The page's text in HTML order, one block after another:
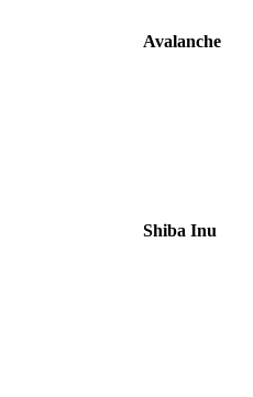
Avalanche
Shiba Inu